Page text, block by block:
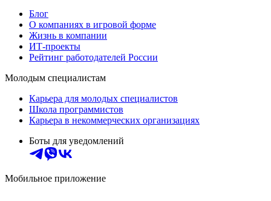
Блог
О компаниях в игровой форме
Жизнь в компании
ИТ-проекты
Рейтинг работодателей России
Молодым специалистам
Карьера для молодых специалистов
Школа программистов
Карьера в некоммерческих организациях
Боты для уведомлений
Мобильное приложение